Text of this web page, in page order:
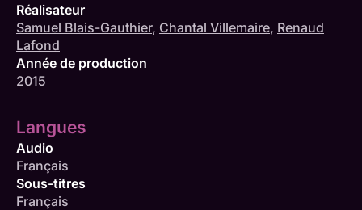
Réalisateur
Samuel Blais-Gauthier, Chantal Villemaire, Renaud
Lafond
Année de production
2015
Langues
Audio
Français
Sous-titres
Français